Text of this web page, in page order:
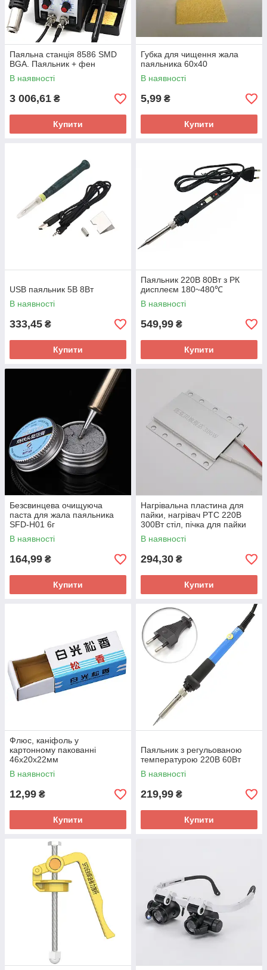
Паяльна станція 8586 SMD
BGA. Паяльник + фен
В наявності
3 006,61 ₴
Купити
Губка для чищення жала
паяльника 60х40
В наявності
5,99 ₴
Купити
USB паяльник 5В 8Вт
В наявності
333,45 ₴
Купити
Паяльник 220В 80Вт з РК
дисплеєм 180~480℃
В наявності
549,99 ₴
Купити
Безсвинцева очищуюча
паста для жала паяльника
SFD-H01 6г
В наявності
164,99 ₴
Купити
Нагрівальна пластина для
пайки, нагрівач PTC 220В
300Вт стіл, пічка для пайки
світлодіодів LED SMD BGA
В наявності
294,30 ₴
Купити
Флюс, каніфоль у
картонному пакованні
46х20х22мм
В наявності
12,99 ₴
Купити
Паяльник з регульованою
температурою 220В 60Вт
В наявності
219,99 ₴
Купити